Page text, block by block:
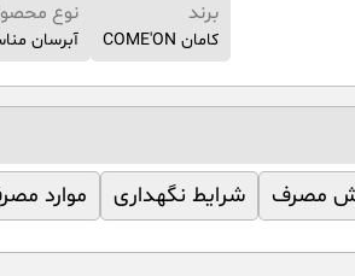
برند
کامان COME'ON
نوع
آبرسان
مصرف شرایط نگهداری موارد